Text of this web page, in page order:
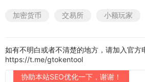
加密货币 交易所 小额玩家
如有不明白或者不清楚的地方，请加入官方
https://t.me/gtokentool
协助本站SEO优化一下，谢谢！